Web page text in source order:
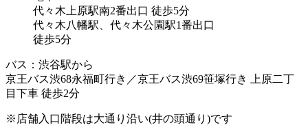
代々木上原駅南2番出口 徒歩5分
代々木八幡駅、代々木公園駅1番出口
徒歩5分
バス：渋谷駅から
京王バス渋68永福町行き／京王バス渋69笹塚行き 上原二丁
目下車 徒歩2分
※店舗入口階段は大通り沿い(井の頭通り)です